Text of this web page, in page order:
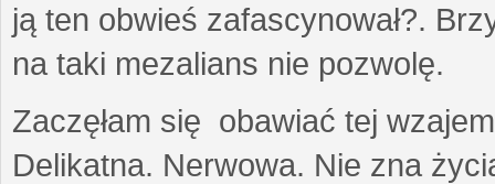
ją ten obwieś zafascynował?.
na taki mezalians nie pozwolę.
Zaczęłam się obawiać tej
Delikatna. Nerwowa. Nie zna